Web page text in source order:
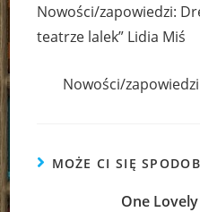
articles
Nowości/zapowiedzi:
teatrze lalek” Lidia Miś
Nowości/
MOŻE CI SIĘ
One